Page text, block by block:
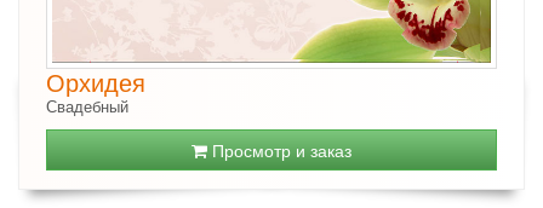
Орхидея
Свадебный
Просмотр и заказ